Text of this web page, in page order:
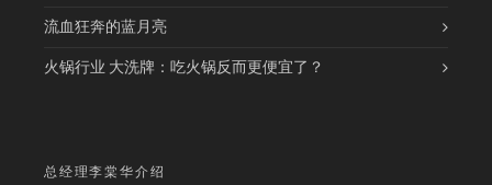
流血狂奔的蓝月亮
火锅行业 大洗牌：吃火锅反而更便宜了？
总经理李棠华介绍